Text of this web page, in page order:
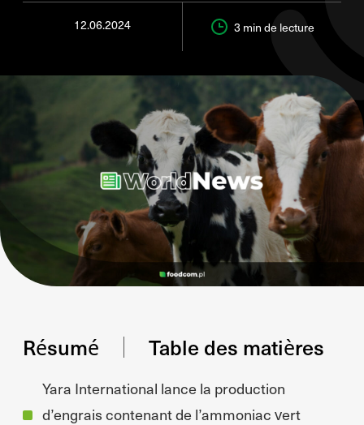
12.06.2024 3 min de lecture
Résumé Table des matières
Yara International lance la production
d’engrais contenant de l’ammoniac vert